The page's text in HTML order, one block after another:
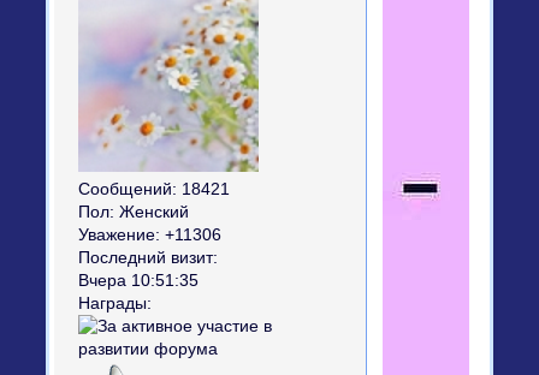
Сообщений: 18421
Пол: Женский
Уважение: +11306
Последний визит:
Вчера 10:51:35
Награды: